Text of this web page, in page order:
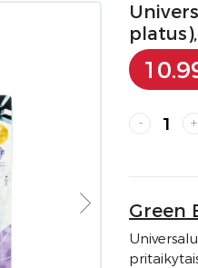
- +
Green